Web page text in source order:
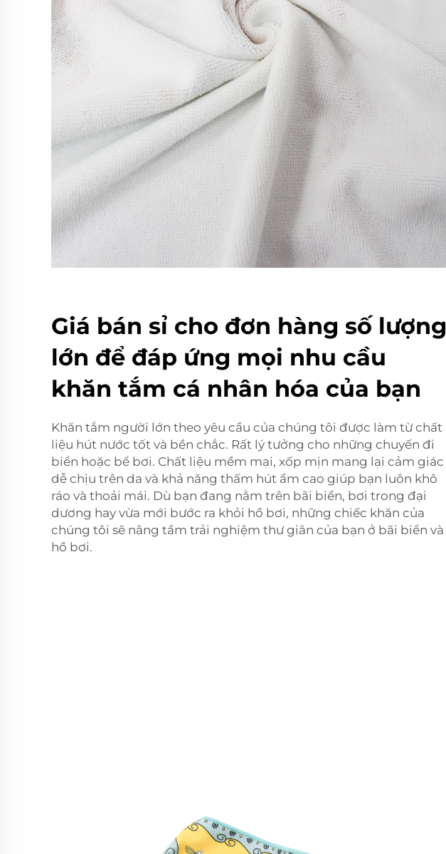
Giá bán sỉ cho đơn hàng số lượng
lớn để đáp ứng mọi nhu cầu
khăn tắm cá nhân hóa của bạn
Khăn tắm người lớn theo yêu cầu của chúng tôi được làm từ chất
liệu hút nước tốt và bền chắc. Rất lý tưởng cho những chuyến đi
biển hoặc bể bơi. Chất liệu mềm mại, xốp mịn mang lại cảm giác
dễ chịu trên da và khả năng thấm hút ẩm cao giúp bạn luôn khô
ráo và thoải mái. Dù bạn đang nằm trên bãi biển, bơi trong đại
dương hay vừa mới bước ra khỏi hồ bơi, những chiếc khăn của
chúng tôi sẽ nâng tầm trải nghiệm thư giãn của bạn ở bãi biển và
hồ bơi.